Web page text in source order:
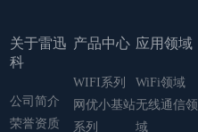
关于雷迅
科
公司简介
荣誉资质
产品中心
WIFI系列
网优小基站
系列
应用领域
WiFi领域
无线通信领
域